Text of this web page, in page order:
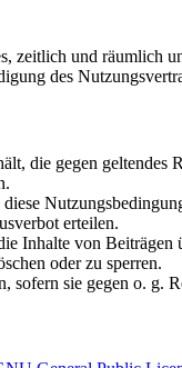
zeitlich und räumlich
des
die gegen
erteilen.
Inhalte von
oder zu sperren.
sofern sie gegen o.